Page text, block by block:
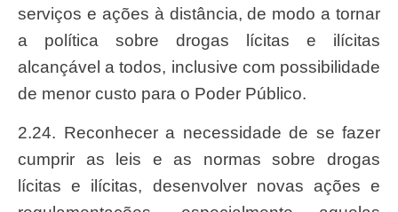
serviços e ações à distância, de modo a tornar
a política sobre drogas lícitas e ilícitas
alcançável a todos, inclusive com possibilidade
de menor custo para o Poder Público.
2.24. Reconhecer a necessidade de se fazer
cumprir as leis e as normas sobre drogas
lícitas e ilícitas, desenvolver novas ações e